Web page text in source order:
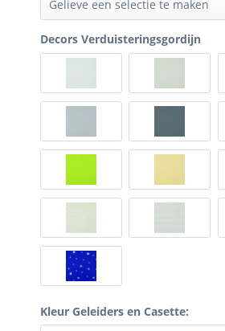
Decors Verduisteringsgordijn
Kleur Geleiders en Casette: